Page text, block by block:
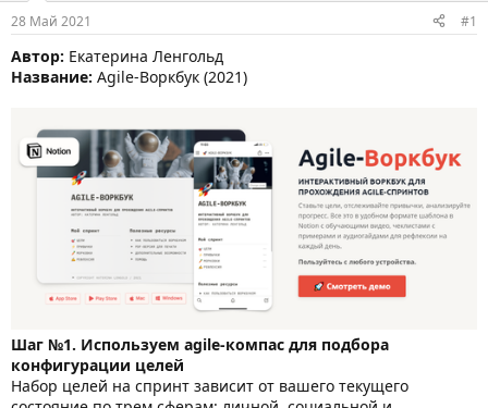
м
ы
а
л
а
28 Май 2021 #1
Автор: Екатерина Ленгольд
Название: Agile-Воркбук (2021)
Шаг №1. Используем agile-компас для подбора
конфигурации целей
Набор целей на спринт зависит от вашего текущего